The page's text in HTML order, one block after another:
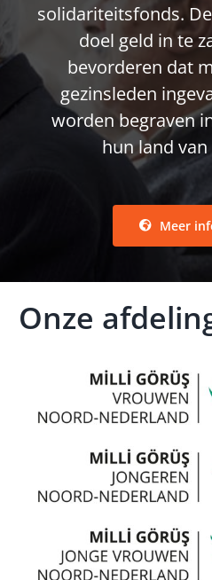
solidariteitsfonds.
doel geld in te
bevorderen dat
gezinsleden
worden begraven
hun land
Meer
Onze